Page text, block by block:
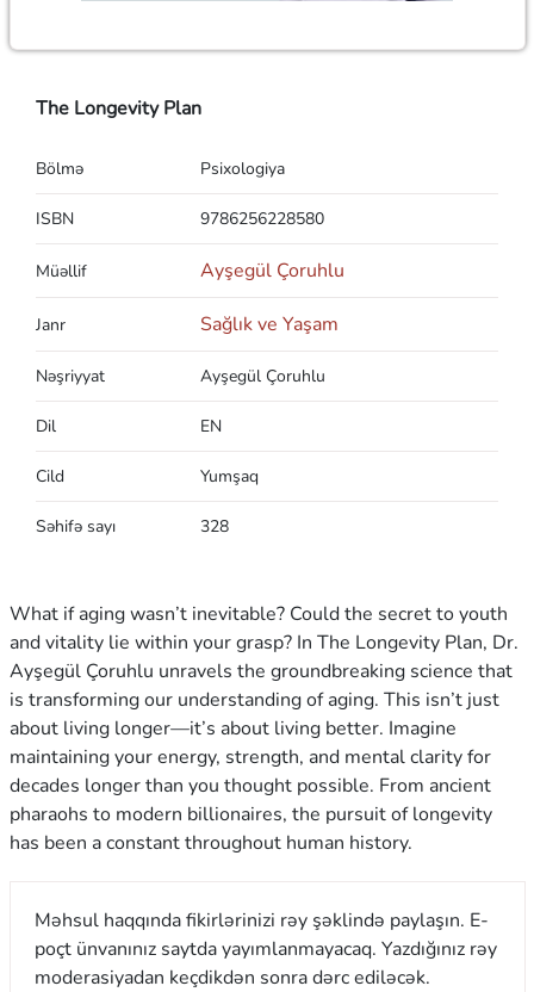
The Longevity Plan
Bölmə Psixologiya
ISBN 9786256228580
Müəllif Ayşegül Çoruhlu
Janr Sağlık ve Yaşam
Nəşriyyat Ayşegül Çoruhlu
Dil EN
Cild Yumşaq
Səhifə sayı 328
What if aging wasn’t inevitable? Could the secret to youth
and vitality lie within your grasp? In The Longevity Plan, Dr.
Ayşegül Çoruhlu unravels the groundbreaking science that
is transforming our understanding of aging. This isn’t just
about living longer—it’s about living better. Imagine
maintaining your energy, strength, and mental clarity for
decades longer than you thought possible. From ancient
pharaohs to modern billionaires, the pursuit of longevity
has been a constant throughout human history.
Məhsul haqqında fikirlərinizi rəy şəklində paylaşın. E-
poçt ünvanınız saytda yayımlanmayacaq. Yazdığınız rəy
moderasiyadan keçdikdən sonra dərc ediləcək.